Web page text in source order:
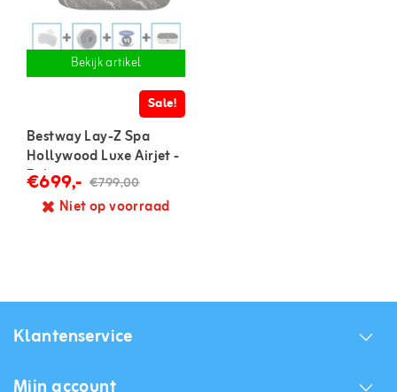
Bekijk artikel
Sale!
Bestway Lay-Z Spa
Hollywood Luxe Airjet -
5-6 personen
€699,- €799,00
Niet op voorraad
Klantenservice